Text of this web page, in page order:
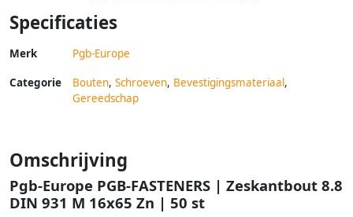
Specificaties
Merk Pgb-Europe
Categorie Bouten, Schroeven, Bevestigingsmateriaal,
Gereedschap
Omschrijving
Pgb-Europe PGB-FASTENERS | Zeskantbout 8.8
DIN 931 M 16x65 Zn | 50 st